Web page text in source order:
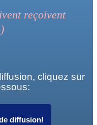
reçoivent
cliquez sur
diffusion!